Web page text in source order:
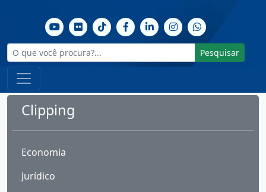
Pesquisar
Clipping
Economia
Jurídico